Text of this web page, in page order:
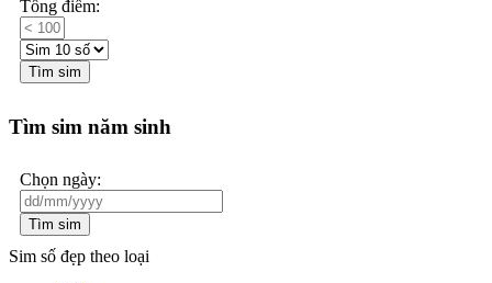
Tổng điểm:
Tìm sim
Tìm sim năm sinh
Chọn ngày:
Tìm sim
Sim số đẹp theo loại